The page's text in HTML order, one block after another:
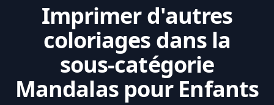
Imprimer d'autres
coloriages dans la
sous-catégorie
Mandalas pour Enfants